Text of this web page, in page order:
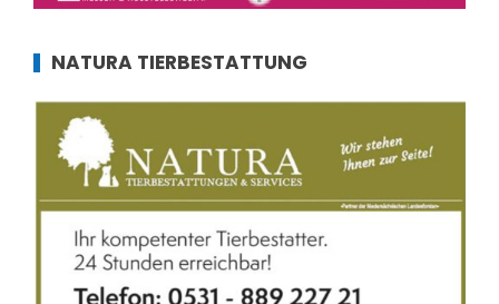
NATURA TIERBESTATTUNG